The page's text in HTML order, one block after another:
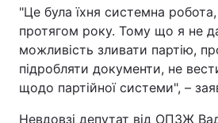
"Це була їхня системна
протягом року. Тому що я не
можливість зливати партію,
підробляти документи, не
щодо партійної системи", –
Невдовзі депутат від ОПЗЖ